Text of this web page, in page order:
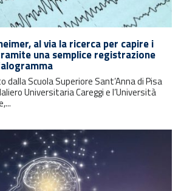
al via la ricerca per capire i
una semplice registrazione
dalla Scuola Superiore Sant’Anna di Pisa
Universitaria Careggi e l’Università